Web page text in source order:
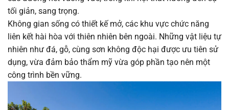
tối giản, sang trọng.
Không gian sống có thiết kế mở, các khu vực chức năng
liên kết hài hòa với thiên nhiên bên ngoài. Những vật liệu tự
nhiên như đá, gỗ, cùng sơn không độc hại được ưu tiên sử
dụng, vừa đảm bảo thẩm mỹ vừa góp phần tạo nên một
công trình bền vững.